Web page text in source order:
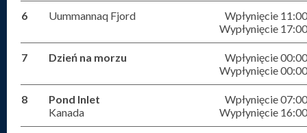
6 Uummannaq Fjord
Wpłynięcie 11:00
Wypłynięcie 17:00
7 Dzień na morzu
Wpłynięcie 00:00
Wypłynięcie 00:00
8
Pond Inlet
Kanada
Wpłynięcie 07:00
Wypłynięcie 16:00